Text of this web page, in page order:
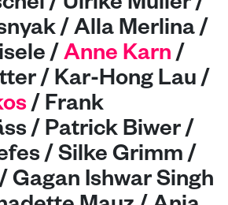
/ Ulrike Müller /
/ Alla Merlina /
/ Anne Karn/
/ Kar-Hong Lau /
/ Frank
/ Patrick Biwer /
/ Silke Grimm /
Gagan Ishwar Singh